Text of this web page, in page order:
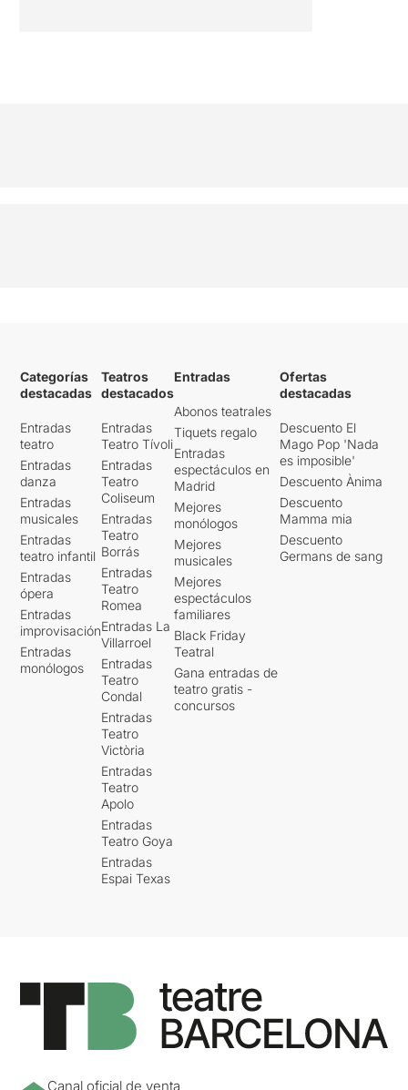
Categorías
destacadas
Entradas
teatro
Entradas
danza
Entradas
musicales
Entradas
teatro infantil
Entradas
ópera
Entradas
improvisación
Entradas
monólogos
Teatros
destacados
Entradas
Teatro Tívoli
Entradas
Teatro
Coliseum
Entradas
Teatro
Borrás
Entradas
Teatro
Romea
Entradas La
Villarroel
Entradas
Teatro
Condal
Entradas
Teatro
Victòria
Entradas
Teatro
Apolo
Entradas
Teatro Goya
Entradas
Espai Texas
Entradas
Abonos teatrales
Tiquets regalo
Entradas
espectáculos en
Madrid
Mejores
monólogos
Mejores
musicales
Mejores
espectáculos
familiares
Black Friday
Teatral
Gana entradas de
teatro gratis -
concursos
Ofertas
destacadas
Descuento El
Mago Pop 'Nada
es imposible'
Descuento Ànima
Descuento
Mamma mia
Descuento
Germans de sang
Canal oficial de venta